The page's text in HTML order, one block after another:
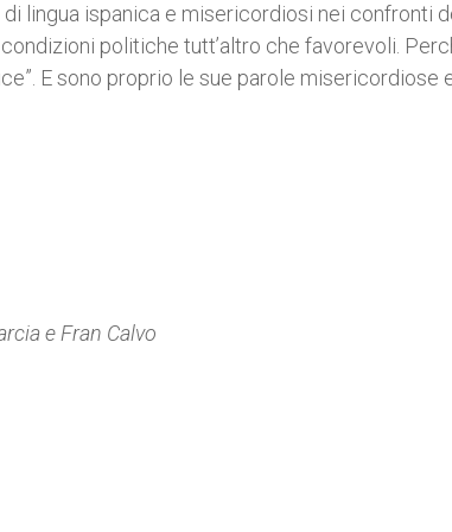
lingua ispanica e misericordiosi nei confronti
politiche tutt’altro che favorevoli.
E sono proprio le sue parole misericordiose
e Fran Calvo